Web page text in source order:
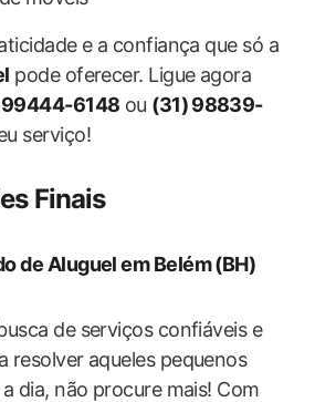
e a confiança que só a
pode oferecer. Ligue agora ​
99444-6148 ‍ou (31)⁣ 98839-
serviço!
Finais
de Aluguel em ‌Belém (BH)
de serviços confiáveis e
resolver aqueles ​pequenos
dia, não procure mais! Com